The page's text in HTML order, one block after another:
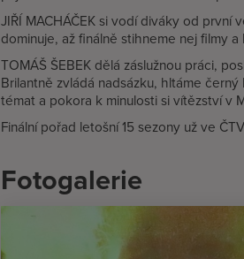
JIŘÍ MACHÁČEK si vodí diváky od
dominuje, až finálně stihneme nej filmy
TOMÁŠ ŠEBEK dělá záslužnou práci,
Brilantně zvládá nadsázku, hltáme
témat a pokora k minulosti si vítězství v
Finální pořad letošní 15 sezony už ve
Fotogalerie